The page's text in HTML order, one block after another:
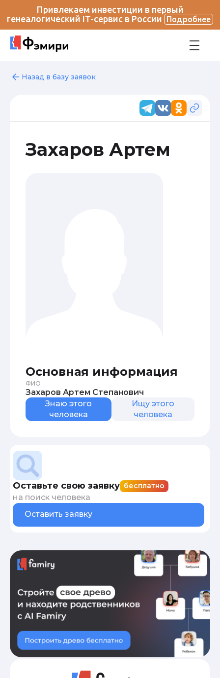
Привлекаем инвестиции в первый
генеалогический IT-сервис в России
Подробнее
Назад в базу заявок
Захаров Артем
Основная информация
ФИО
Захаров Артем Степанович
Знаю этого
человека
Ищу этого
человека
Оставьте свою заявку бесплатно
на поиск человека
Оставить заявку